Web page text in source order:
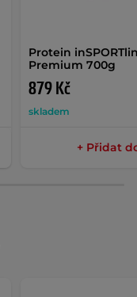
Protein
Premium 700g
879 Kč
skladem
+ Přidat